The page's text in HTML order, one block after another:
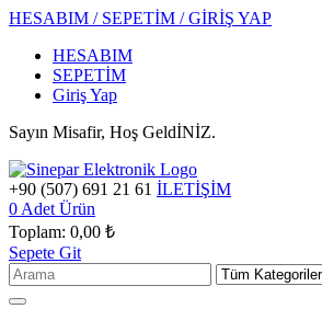
HESABIM / SEPETİM / GİRİŞ YAP
HESABIM
SEPETİM
Giriş Yap
Sayın Misafir, Hoş GeldİNİZ.
+90 (507) 691 21 61 İLETİŞİM
0 Adet Ürün
Toplam: 0,00 ₺
Sepete Git